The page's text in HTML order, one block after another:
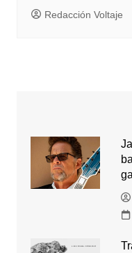
Redacción Voltaje